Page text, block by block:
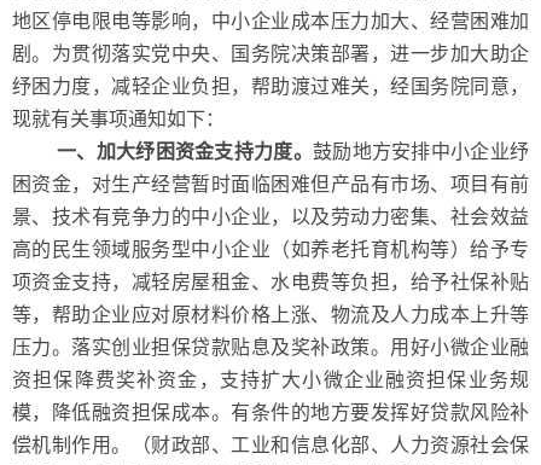
地区停电限电等影响，中小企业成本压力加大、经营困难加
剧。为贯彻落实党中央、国务院决策部署，进一步加大助企
纾困力度，减轻企业负担，帮助渡过难关，经国务院同意，
现就有关事项通知如下：
一、加大纾困资金支持力度。 鼓励地方安排中小企业纾
困资金，对生产经营暂时面临困难但产品有市场、项目有前
景、技术有竞争力的中小企业，以及劳动力密集、社会效益
高的民生领域服务型中小企业（如养老托育机构等）给予专
项资金支持，减轻房屋租金、水电费等负担，给予社保补贴
等，帮助企业应对原材料价格上涨、物流及人力成本上升等
压力。落实创业担保贷款贴息及奖补政策。用好小微企业融
资担保降费奖补资金，支持扩大小微企业融资担保业务规
模，降低融资担保成本。有条件的地方要发挥好贷款风险补
偿机制作用。（财政部、工业和信息化部、人力资源社会保